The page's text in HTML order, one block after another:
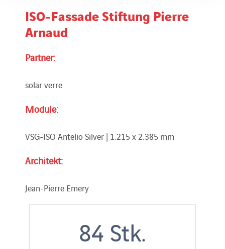
ISO-Fassade Stiftung Pierre
Arnaud
Partner:
solar verre
Module:
VSG-ISO Antelio Silver | 1.215 x 2.385 mm
Architekt:
Jean-Pierre Emery
84 Stk.